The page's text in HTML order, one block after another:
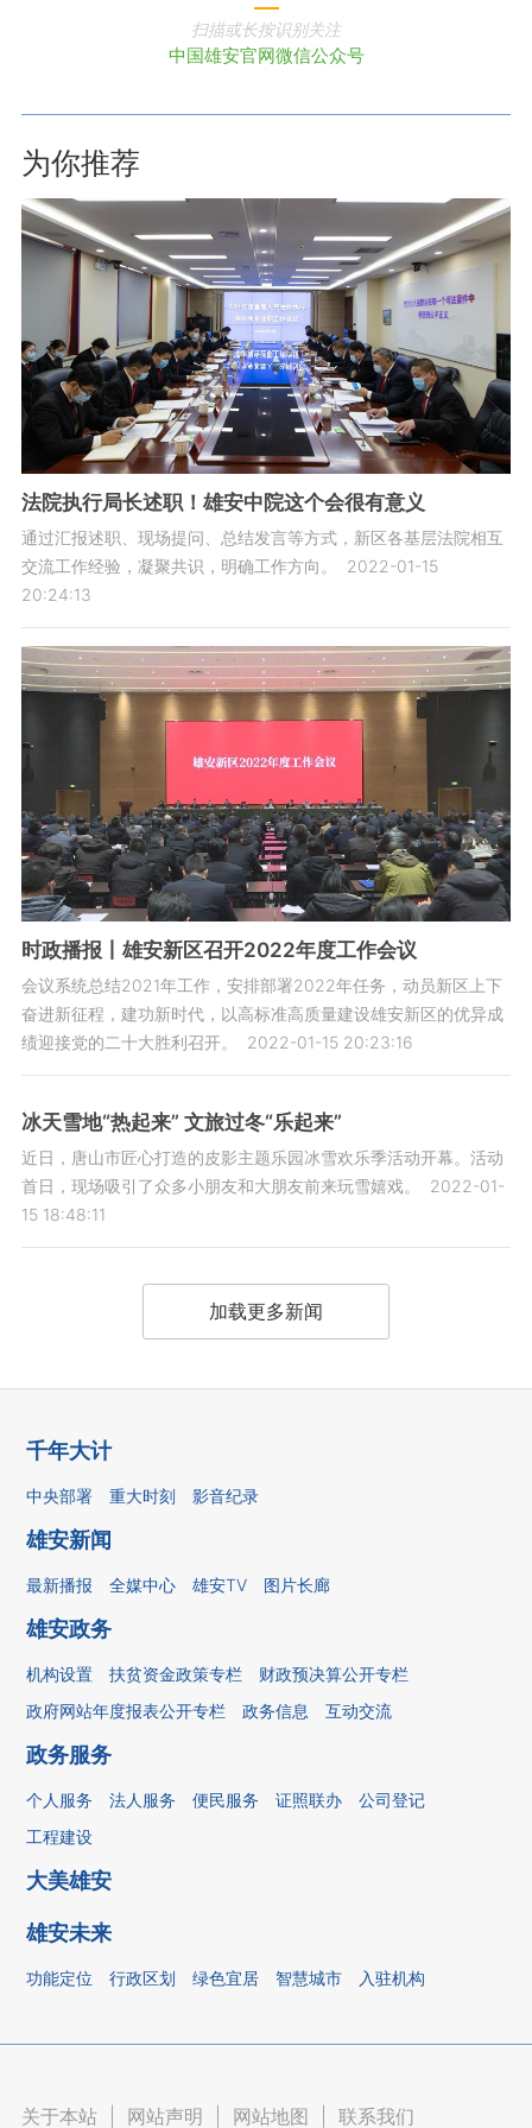
扫描或长按识别关注
中国雄安官网微信公众号
为你推荐
法院执行局长述职！雄安中院这个会很有意义
通过汇报述职、现场提问、总结发言等方式，新区各基层法院相互
交流工作经验，凝聚共识，明确工作方向。
2022-01-15
20:24:13
时政播报丨雄安新区召开2022年度工作会议
会议系统总结2021年工作，安排部署2022年任务，动员新区上下
奋进新征程，建功新时代，以高标准高质量建设雄安新区的优异成
绩迎接党的二十大胜利召开。
2022-01-15 20:23:16
冰天雪地“热起来” 文旅过冬“乐起来”
近日，唐山市匠心打造的皮影主题乐园冰雪欢乐季活动开幕。活动
首日，现场吸引了众多小朋友和大朋友前来玩雪嬉戏。
2022-01-
15 18:48:11
加载更多新闻
千年大计
中央部署 重大时刻 影音纪录
雄安新闻
最新播报 全媒中心 雄安TV 图片长廊
雄安政务
机构设置 扶贫资金政策专栏
财政预决算公开专栏
政府网站年度报表公开专栏
政务信息 互动交流
政务服务
个人服务 法人服务 便民服务 证照联办
公司登记
工程建设
大美雄安
雄安未来
功能定位 行政区划 绿色宜居 智慧城市 入驻机构
关于本站 网站声明 网站地图 联系我们